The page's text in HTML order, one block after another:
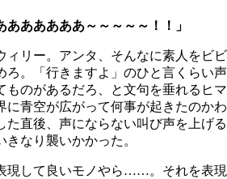
ああああああ～～～～～！！」
ィリー。アンタ、そんなに素人をビビ
ろ。「行きますよ」のひと言くらい声
ものがあるだろ、と文句を垂れるヒマ
に青空が広がって何事が起きたのかわ
た直後、声にならない叫び声を上げる
なり襲いかかった。
現して良いモノやら……。それを表現